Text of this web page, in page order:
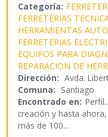
Categoría:
FERRETERIAS
HERRAMIENTAS
FERRETERIAS
EQUIPOS PARA
REPARACION DE
Dirección: Avda.
Comuna: Santiago
Encontrado en:
creación y hasta
más de 100...